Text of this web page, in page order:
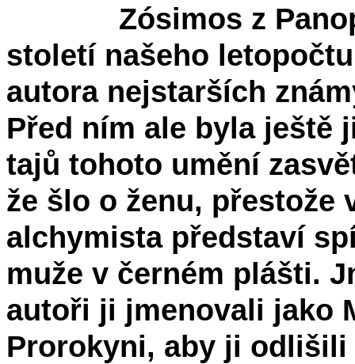
Zósimos z
století našeho
autora nejstarších
Před ním ale byla ještě
tajů tohoto umění
že šlo o ženu,
alchymista představí
muže v černém plášti.
autoři ji jmenovali jako
Prorokyni, aby ji